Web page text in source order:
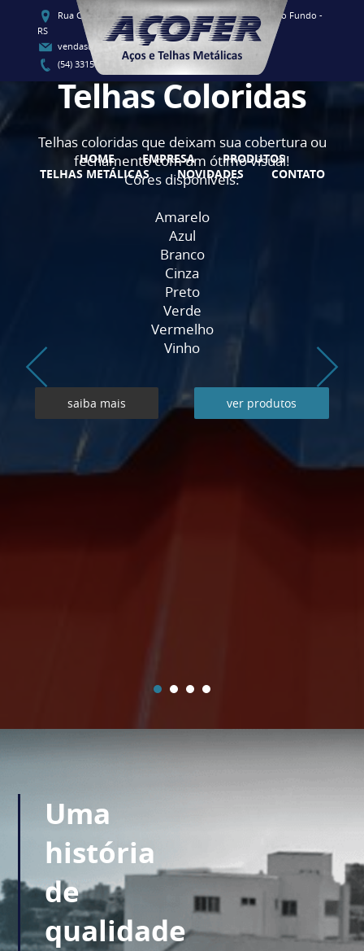
Rua Clementino Luis Vieira, 91 - CEP 99060-080 - Passo Fundo -
RS
vendas@acofersul.com.br
(54) 3315-1700 / (54) 3315-1707
HOME EMPRESA
PRODUTOS
TELHAS METÁLICAS
NOVIDADES CONTATO
Telhas Coloridas
Telhas coloridas que deixam sua cobertura ou
fechamento com um ótimo visual!
Cores disponíveis:
Amarelo
Azul
Branco
Cinza
Preto
Verde
Vermelho
Vinho
saiba mais ver produtos
Uma
história
de
qualidade